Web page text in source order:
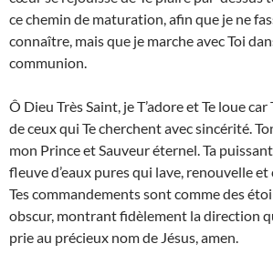
ce chemin de maturation, afin que je ne
connaître, mais que je marche avec Toi
communion.
Ô Dieu Très Saint, je T’adore et Te loue car
de ceux qui Te cherchent avec sincérité.
mon Prince et Sauveur éternel. Ta
fleuve d’eaux pures qui lave, renouvelle
Tes commandements sont comme des
obscur, montrant fidèlement la direction
prie au précieux nom de Jésus, amen.